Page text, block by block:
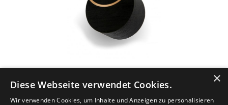
groß - schwarz/Messing
21,00 €
×
Diese Webseite verwendet Cookies.
Wir verwenden Cookies, um Inhalte und Anzeigen zu personalisieren